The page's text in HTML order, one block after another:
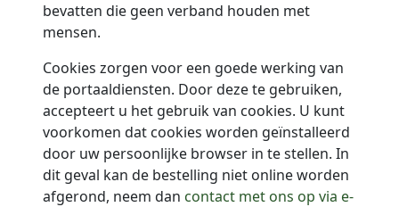
bevatten die geen verband houden met
mensen.
Cookies zorgen voor een goede werking van
de portaaldiensten. Door deze te gebruiken,
accepteert u het gebruik van cookies. U kunt
voorkomen dat cookies worden geïnstalleerd
door uw persoonlijke browser in te stellen. In
dit geval kan de bestelling niet online worden
afgerond, neem dan contact met ons op via e-